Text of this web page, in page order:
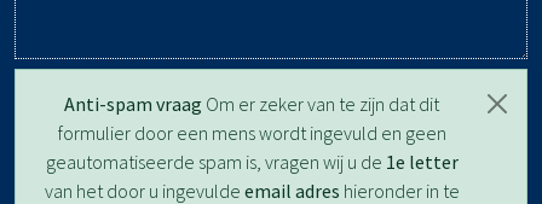
Anti-spam vraag Om er zeker van te zijn dat dit
formulier door een mens wordt ingevuld en geen
geautomatiseerde spam is, vragen wij u de 1e letter
van het door u ingevulde email adres hieronder in te